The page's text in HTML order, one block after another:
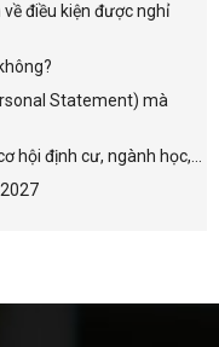
điều kiện được nghỉ
Statement) mà
hội định cư, ngành học,...